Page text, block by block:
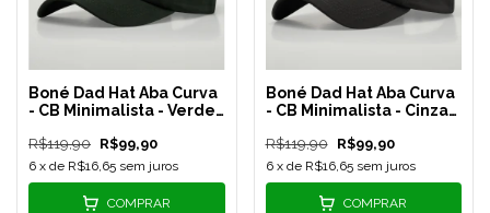
Boné Dad Hat Aba Curva
- CB Minimalista - Verde
R$119,90 R$99,90
6 x de R$16,65 sem juros
COMPRAR
Boné Dad Hat Aba Curva
- CB Minimalista - Cinza
R$119,90 R$99,90
6 x de R$16,65 sem juros
COMPRAR